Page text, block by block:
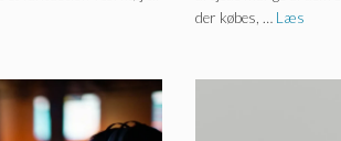
der købes, … Læs